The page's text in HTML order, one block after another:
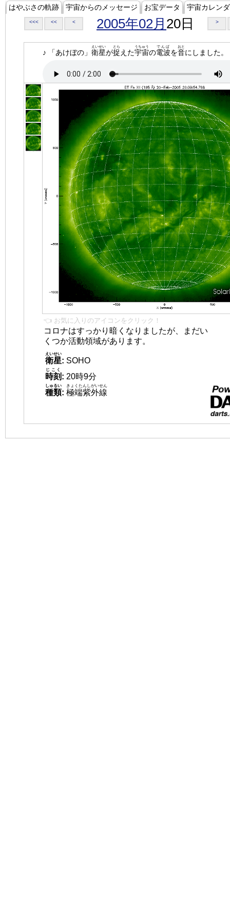
はやぶさの軌跡 宇宙からのメッセージ お宝データ 宇宙カレン
<<< << < 2005年02月 20日 >
♪ 「あけぼの」 衛星
えいせい
が捉
とら
えた宇宙
うちゅう
の電波
でんぱ
を音
おと
にしました。
👈 お気に入りのアイコンをクリック！
コロナはすっかり暗くなりましたが、まだい
くつか活動領域があります。
衛星
えいせい
: SOHO
時刻
じこく
: 20時9分
種類
しゅるい
: 極端紫外線
きょくたんしがいせん